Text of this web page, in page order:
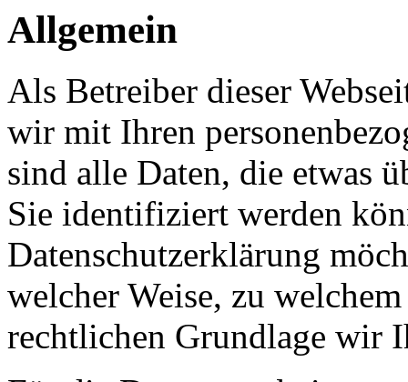
Allgemein
Als Betreiber dieser
wir mit Ihren
sind alle Daten, die etwas
Sie identifiziert werden
Datenschutzerklärung
welcher Weise, zu
rechtlichen Grundlage wir